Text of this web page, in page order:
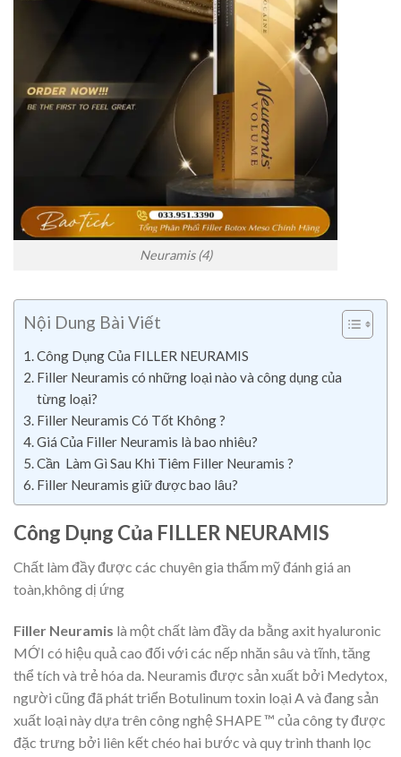
Neuramis (4)
Nội Dung Bài Viết
Công Dụng Của FILLER NEURAMIS
Filler Neuramis có những loại nào và công dụng của
từng loại?
Filler Neuramis Có Tốt Không ?
Giá Của Filler Neuramis là bao nhiêu?
Cần Làm Gì Sau Khi Tiêm Filler Neuramis ?
Filler Neuramis giữ được bao lâu?
Công Dụng Của FILLER NEURAMIS
Chất làm đầy được các chuyên gia thẩm mỹ đánh giá an
toàn,không dị ứng
Filler Neuramis là một chất làm đầy da bằng axit hyaluronic
MỚI có hiệu quả cao đối với các nếp nhăn sâu và tĩnh, tăng
thể tích và trẻ hóa da. Neuramis được sản xuất bởi Medytox,
người cũng đã phát triển Botulinum toxin loại A và đang sản
xuất loại này dựa trên công nghệ SHAPE ™ của công ty được
đặc trưng bởi liên kết chéo hai bước và quy trình thanh lọc